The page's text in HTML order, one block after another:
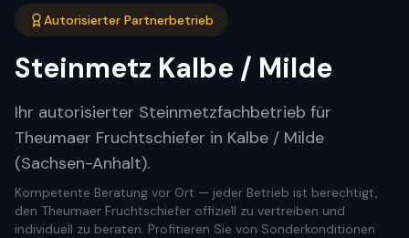
Autorisierter Partnerbetrieb
Steinmetz Kalbe / Milde
Ihr autorisierter Steinmetzfachbetrieb für
Theumaer Fruchtschiefer in Kalbe / Milde
(Sachsen-Anhalt).
Kompetente Beratung vor Ort — jeder Betrieb ist berechtigt,
den Theumaer Fruchtschiefer offiziell zu vertreiben und
individuell zu beraten. Profitieren Sie von Sonderkonditionen